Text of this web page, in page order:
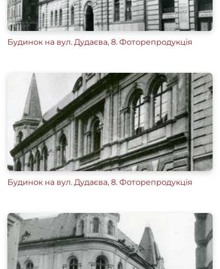
Будинок на вул. Дудаєва, 8. Фоторепродукція
Будинок на вул. Дудаєва, 8. Фоторепродукція